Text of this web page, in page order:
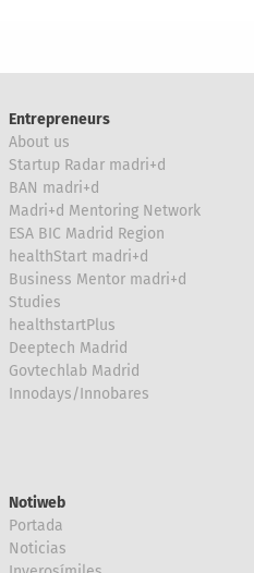
Entrepreneurs
About us
Startup Radar madri+d
BAN madri+d
Madri+d Mentoring Network
ESA BIC Madrid Region
healthStart madri+d
Business Mentor madri+d
Studies
healthstartPlus
Deeptech Madrid
Govtechlab Madrid
Innodays/Innobares
Notiweb
Portada
Noticias